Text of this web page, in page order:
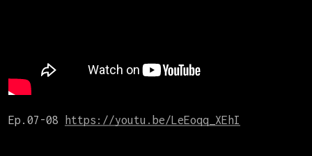
Ep.07-08 https://youtu.be/LeEoqq_XEhI